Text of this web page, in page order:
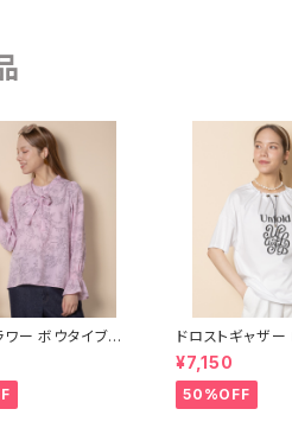
ワー ボウタイブラ
】
ドロストギャザー
カットソー【
¥7,150
50%OFF